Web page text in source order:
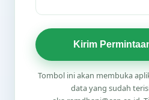
Kirim
Tombol ini akan membuka
data yang sudah